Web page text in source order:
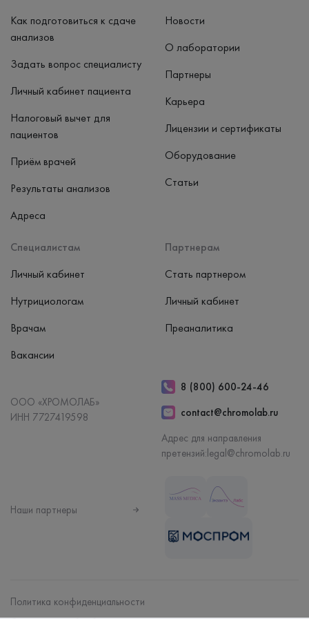
Как подготовиться к сдаче
анализов
Задать вопрос специалисту
Личный кабинет пациента
Налоговый вычет для
пациентов
Приём врачей
Результаты анализов
Адреса
Специалистам
Личный кабинет
Нутрициологам
Врачам
Вакансии
Партнерам
Стать партнером
Личный кабинет
Преаналитика
Новости
О лаборатории
Партнеры
Карьера
Лицензии и сертификаты
Оборудование
Статьи
ООО «ХРОМОЛАБ»
ИНН 7727419598
8 (800) 600-24-46
contact@chromolab.ru
Адрес для направления
претензий:legal@chromolab.ru
Наши партнеры
Политика конфиденциальности